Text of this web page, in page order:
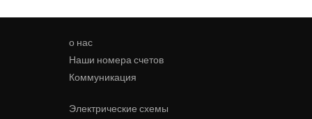
о нас
Наши номера счетов
Коммуникация
Электрические схемы